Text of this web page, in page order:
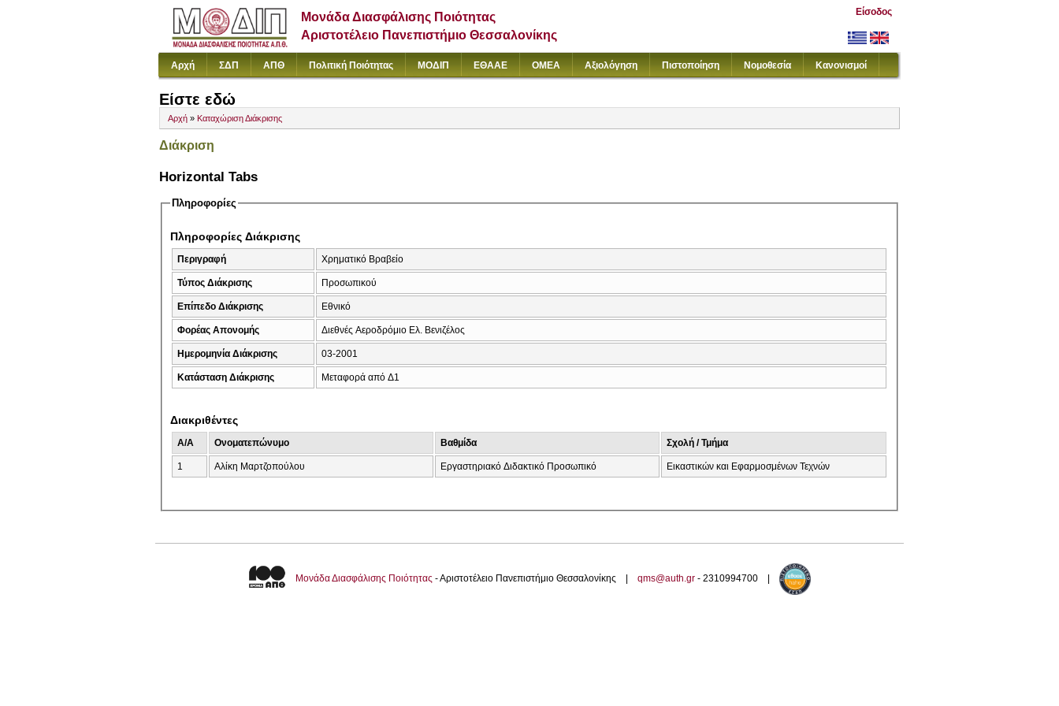
Μονάδα Διασφάλισης Ποιότητας
Αριστοτέλειο Πανεπιστήμιο Θεσσαλονίκης
Είσοδος
Αρχή ΣΔΠ ΑΠΘ Πολιτική Ποιότητας ΜΟΔΙΠ ΕΘΑΑΕ ΟΜΕΑ Αξιολόγηση Πιστοποίηση Νομοθεσία Κανονισμοί
Είστε εδώ
Αρχή » Καταχώριση Διάκρισης
Διάκριση
Horizontal Tabs
Πληροφορίες
Πληροφορίες Διάκρισης
Περιγραφή Χρηματικό Βραβείο
Τύπος Διάκρισης Προσωπικού
Επίπεδο Διάκρισης Εθνικό
Φορέας Απονομής Διεθνές Αεροδρόμιο Ελ. Βενιζέλος
Ημερομηνία Διάκρισης 03-2001
Κατάσταση Διάκρισης Μεταφορά από Δ1
Διακριθέντες
A/A Ονοματεπώνυμο Βαθμίδα Σχολή / Τμήμα
1 Αλίκη Μαρτζοπούλου Εργαστηριακό Διδακτικό Προσωπικό Εικαστικών και Εφαρμοσμένων Τεχνών
Μονάδα Διασφάλισης Ποιότητας - Αριστοτέλειο Πανεπιστήμιο Θεσσαλονίκης | qms@auth.gr - 2310994700 |